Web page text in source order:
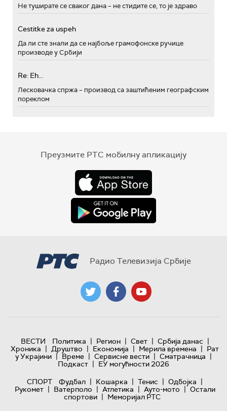
Не туширате се сваког дана – не стидите се, то је здраво
Cestitke za uspeh
Да ли сте знали да се најбоље грамофонске ручице
производе у Србији
Re: Eh...
Лесковачка спржа – производ са заштићеним географским
пореклом
Преузмите РТС мобилну апликацију
Радио Телевизија Србије
ВЕСТИ Политика | Регион | Свет | Србија данас |
Хроника | Друштво | Економија | Мерила времена | Рат
у Украјини | Време | Сервисне вести | Сматрачница |
Подкаст | ЕУ могућности 2026
СПОРТ
Фудбал | Кошарка | Тенис | Одбојка |
Рукомет | Ватерполо | Атлетика | Ауто-мото | Остали
спортови | Меморијал РТС